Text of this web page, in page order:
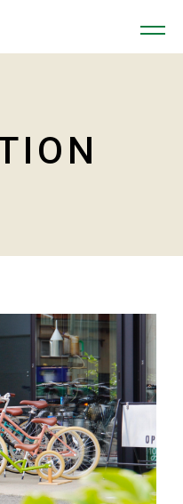
MOTORCYCLE
バイク
SNOWBLOWER
除雪機・その他